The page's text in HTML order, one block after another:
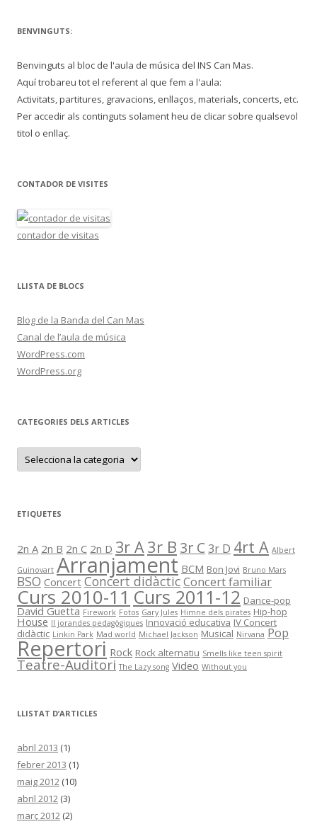
BENVINGUTS:
Benvinguts al bloc de l'aula de música del INS Can Mas.
Aquí trobareu tot el referent al que fem a l'aula:
Activitats, partitures, gravacions, enllaços, materials, concerts, etc.
Per accedir als continguts solament heu de clicar sobre qualsevol
titol o enllaç.
CONTADOR DE VISITES
contador de visitas
LLISTA DE BLOCS
Blog de la Banda del Can Mas
Canal de l’aula de música
WordPress.com
WordPress.org
CATEGORIES DELS ARTICLES
C
t
r
i
d
l
s
a
r
t
i
c
l
e
s
ETIQUETES
2n A 2n B 2n C 2n D 3r A3r B 3r C 3r D 4rt A Albert
Guinovart Arranjament BCM Bon Jovi Bruno Mars
BSO Concert Concert didàcticConcert familiar
Curs 2010-11 Curs 2011-12 Dance-pop
David Guetta Firework Fotos Gary Jules Himne dels pirates Hip-hop
House II jorandes pedagògiques Innovació educativa IV Concert
didàctic Linkin Park Mad world Michael Jackson Musical Nirvana Pop
Repertori Rock Rock alternatiu Smells like teen spirit
Teatre-Auditori The Lazy song Video Without you
LLISTAT D’ARTICLES
abril 2013 (1)
febrer 2013 (1)
maig 2012 (10)
abril 2012 (3)
març 2012 (2)